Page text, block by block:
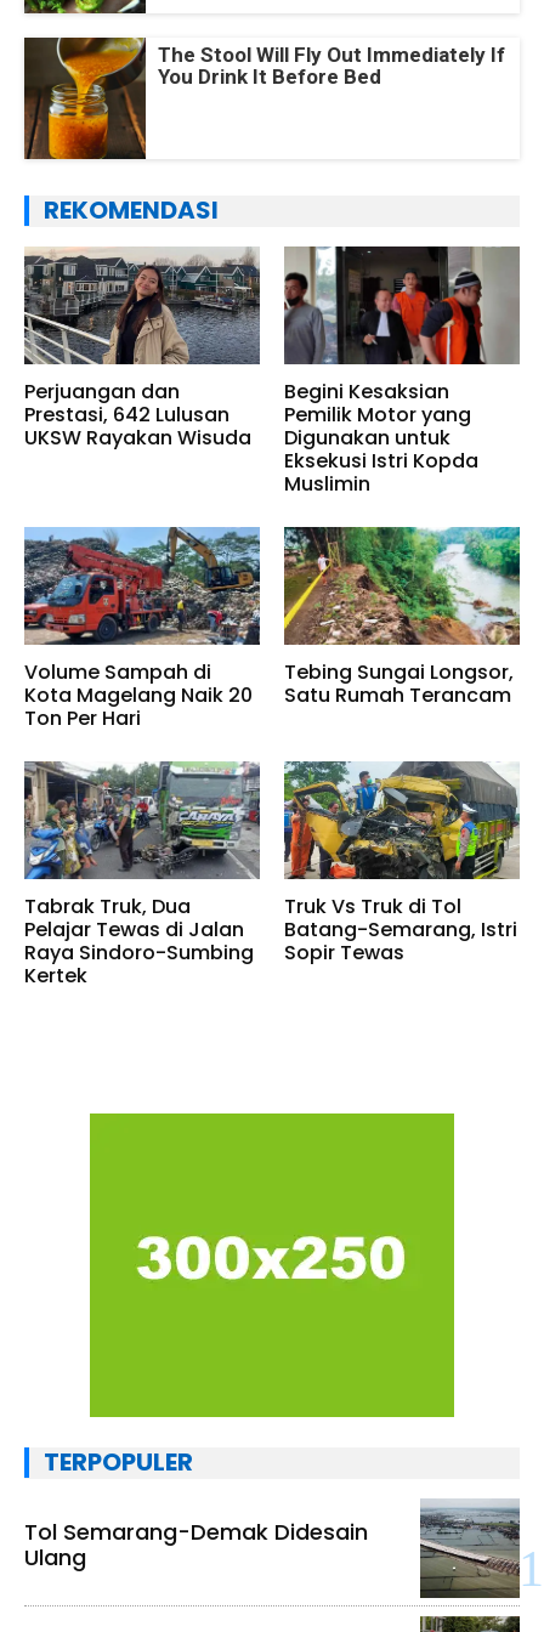
The Stool Will Fly Out Immediately If
You Drink It Before Bed
REKOMENDASI
Perjuangan dan
Prestasi, 642 Lulusan
UKSW Rayakan Wisuda
Begini Kesaksian
Pemilik Motor yang
Digunakan untuk
Eksekusi Istri Kopda
Muslimin
Volume Sampah di
Kota Magelang Naik 20
Ton Per Hari
Tebing Sungai Longsor,
Satu Rumah Terancam
Tabrak Truk, Dua
Pelajar Tewas di Jalan
Raya Sindoro-Sumbing
Kertek
Truk Vs Truk di Tol
Batang-Semarang, Istri
Sopir Tewas
TERPOPULER
Tol Semarang-Demak Didesain
Ulang